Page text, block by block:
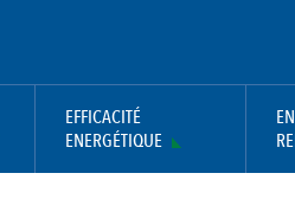
EFFICACITÉ
ENERGÉTIQUE